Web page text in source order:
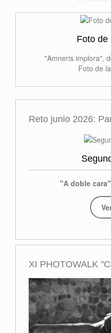
Foto de
"Amneris implora",
Foto de
Reto junio 2026:
"A doble cara"
XI PHOTOWALK